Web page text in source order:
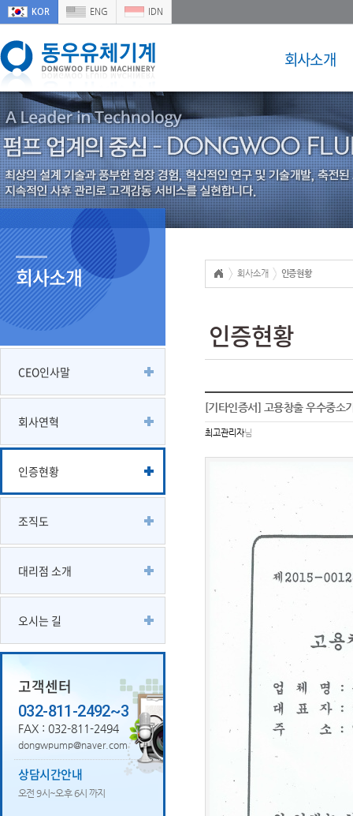
KOR ENG IDN
회사소개
회사소개
CEO인사말
회사연혁
인증현황
조직도
대리점 소개
오시는 길
고객센터
032-811-2492~3
FAX : 032-811-2494
dongwpump@naver.com
상담시간안내
오전 9시~오후 6시 까지
회사소개 인증현황
인증현황
[기타인증서] 고용창출 우수중소
최고관리자님